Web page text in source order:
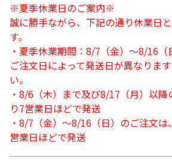
※夏季休業日のご案内※
誠に勝手ながら、下記の通り休業日
す。
・夏季休業期間：8/7（金）～8/16（
ご注文日によって発送日が異なりま
い。
・8/6（木）まで及び8/17（月）以
り7営業日ほどで発送
・8/7（金）～8/16（日）のご注文
営業日ほどで発送